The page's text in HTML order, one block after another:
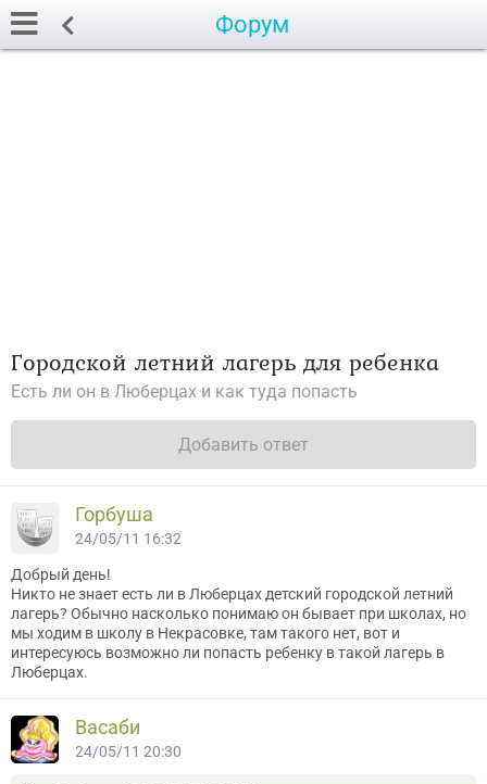
Форум
Городской летний лагерь для ребенка
Есть ли он в Люберцах и как туда попасть
Добавить ответ
Горбуша
24/05/11 16:32
Добрый день!
Никто не знает есть ли в Люберцах детский городской летний
лагерь? Обычно насколько понимаю он бывает при школах, но
мы ходим в школу в Некрасовке, там такого нет, вот и
интересуюсь возможно ли попасть ребенку в такой лагерь в
Люберцах.
Васаби
24/05/11 20:30